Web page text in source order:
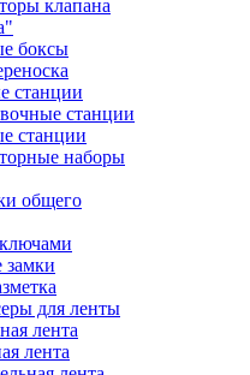
клапана
боксы
станции
станции
станции
наборы
общего
замки
для ленты
лента
лента